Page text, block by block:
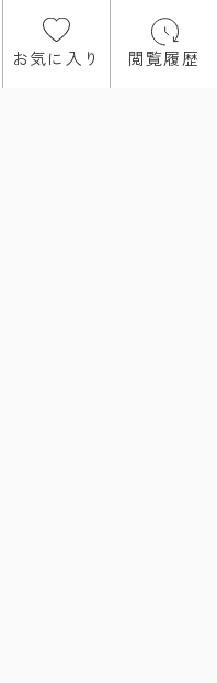
お気に入り 閲覧履歴